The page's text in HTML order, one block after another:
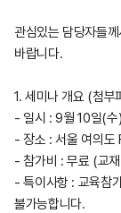
관심있는 담당자들
바랍니다.
1. 세미나 개요 (첨부
- 일시 : 9월 10일(
- 장소 : 서울 여의도
- 참가비 : 무료 (교
- 특이사항 : 교육참
불가능합니다.